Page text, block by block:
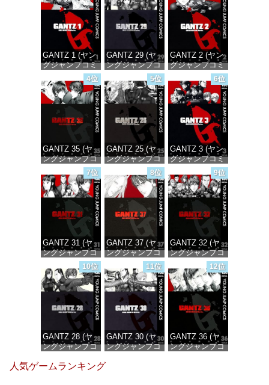
GANTZ 1 (ヤン
グジャンプコミ
ックスDIGITAL)
価格：¥617
GANTZ 29 (ヤ
ングジャンプコ
DIGITAL)
価格：¥647
GANTZ 2 (ヤン
グジャンプコミ
ックスDIGITAL)
価格：¥617
4位
GANTZ 35 (ヤ
ングジャンプコ
DIGITAL)
価格：¥647
5位
GANTZ 25 (ヤ
ングジャンプコ
DIGITAL)
価格：¥647
6位
GANTZ 3 (ヤン
グジャンプコミ
ックスDIGITAL)
価格：¥617
7位
GANTZ 31 (ヤ
ングジャンプコ
DIGITAL)
価格：¥647
8位
GANTZ 37 (ヤ
ングジャンプコ
DIGITAL)
価格：¥647
9位
GANTZ 32 (ヤ
ングジャンプコ
DIGITAL)
価格：¥647
10位
GANTZ 28 (ヤ
ングジャンプコ
DIGITAL)
11位
GANTZ 30 (ヤ
ングジャンプコ
12位
GANTZ 36 (ヤ
ングジャンプコ
人気ゲームランキング